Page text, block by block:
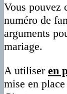
Vous pouvez
numéro de
arguments
mariage.
A utiliser en
mise en